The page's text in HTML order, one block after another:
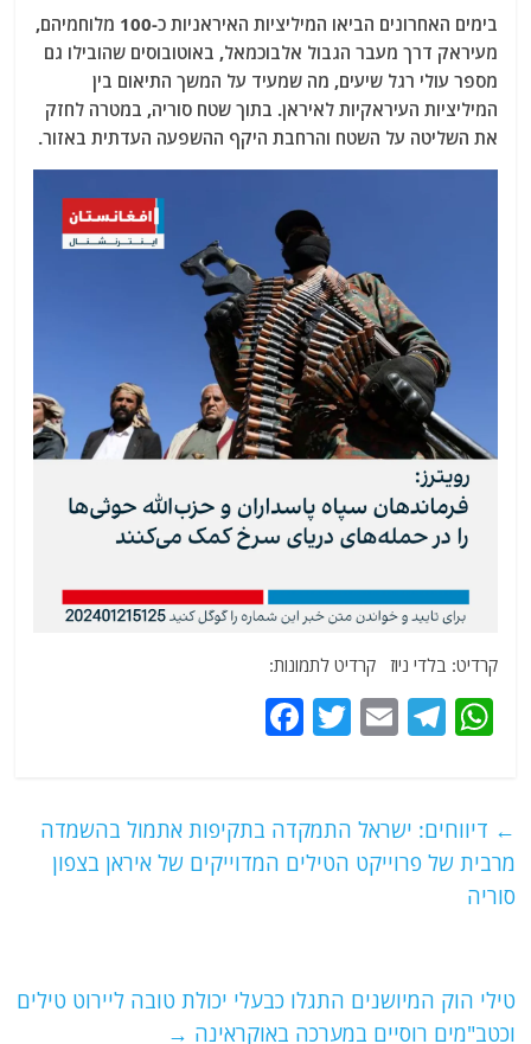
בימים האחרונים הביאו המיליציות האיראניות כ-100 מלוחמיהם,
מעיראק דרך מעבר הגבול אלבוכמאל, באוטובוסים שהובילו גם
מספר עולי רגל שיעים, מה שמעיד על המשך התיאום בין
המיליציות העיראקיות לאיראן. בתוך שטח סוריה, במטרה לחזק
את השליטה על השטח והרחבת היקף ההשפעה העדתית באזור.
קרדיט: בלדי ניוז קרדיט לתמונות:
W
s
A
T
g
ra
E
l
T
er
e
b
k
← דיווחים: ישראל התמקדה בתקיפות אתמול בהשמדה
מרבית של פרוייקט הטילים המדוייקים של איראן בצפון
סוריה
טילי הוק המיושנים התגלו כבעלי יכולת טובה ליירוט טילים
וכטב"מים רוסיים במערכה באוקראינה →